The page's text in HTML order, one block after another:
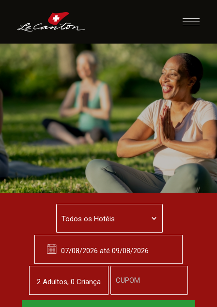
Aula de Yoga
2 Adultos, 0 Criança